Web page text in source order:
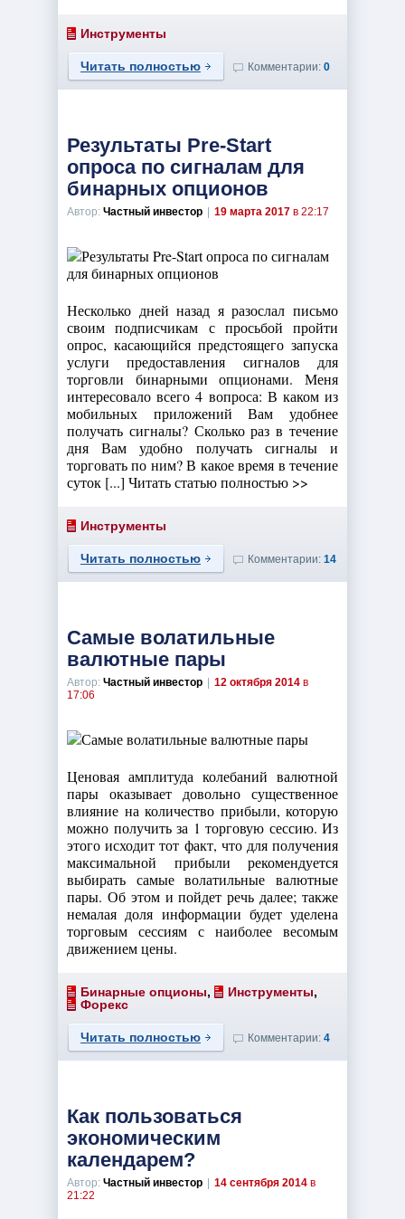
Инструменты
Читать полностью Комментарии: 0
Результаты Pre-Start
опроса по сигналам для
бинарных опционов
Автор: Частный инвестор 19 марта 2017 в 22:17
Несколько дней назад я разослал письмо
своим подписчикам с просьбой пройти
опрос, касающийся предстоящего запуска
услуги предоставления сигналов для
торговли бинарными опционами. Меня
интересовало всего 4 вопроса: В каком из
мобильных приложений Вам удобнее
получать сигналы? Сколько раз в течение
дня Вам удобно получать сигналы и
торговать по ним? В какое время в течение
суток [...] Читать статью полностью >>
Инструменты
Читать полностью Комментарии: 14
Самые волатильные
валютные пары
Автор: Частный инвестор 12 октября 2014 в
17:06
Ценовая амплитуда колебаний валютной
пары оказывает довольно существенное
влияние на количество прибыли, которую
можно получить за 1 торговую сессию. Из
этого исходит тот факт, что для получения
максимальной прибыли рекомендуется
выбирать самые волатильные валютные
пары. Об этом и пойдет речь далее; также
немалая доля информации будет уделена
торговым сессиям с наиболее весомым
движением цены.
Бинарные опционы, Инструменты,
Форекс
Читать полностью Комментарии: 4
Как пользоваться
экономическим
календарем?
Автор: Частный инвестор 14 сентября 2014 в
21:22